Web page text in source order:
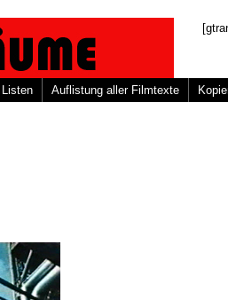
Listen Auflistung aller Filmtexte